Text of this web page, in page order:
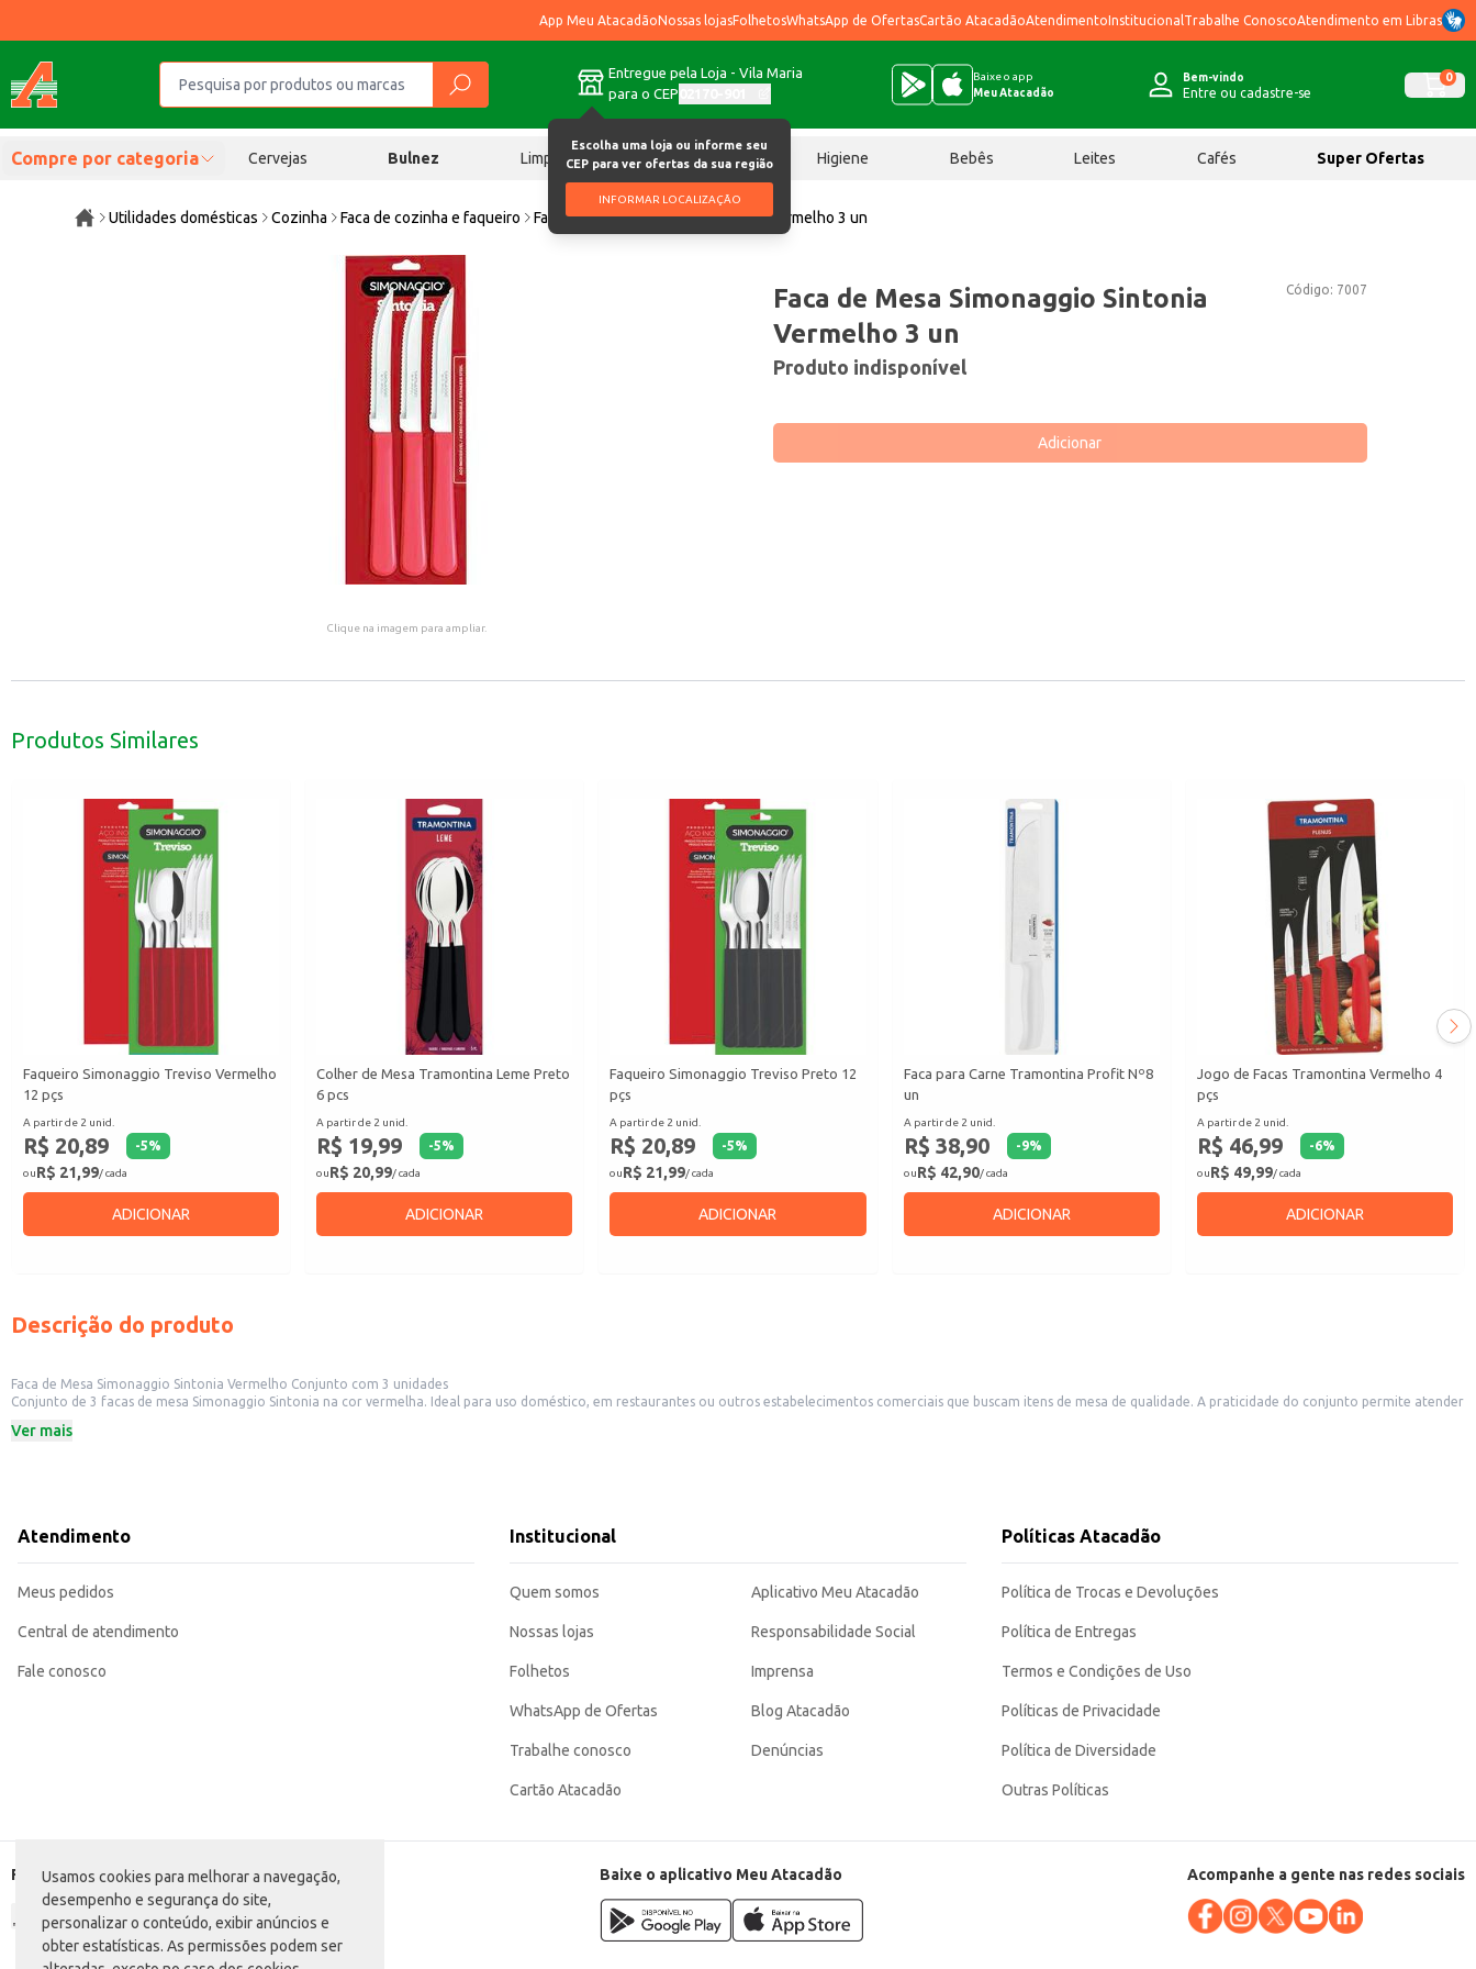
Usamos cookies para melhorar a navegação,
desempenho e segurança do site,
personalizar o conteúdo, exibir anúncios e
obter estatísticas. As permissões podem ser
App Meu AtacadãoNossas lojasFolhetosWhatsApp de OfertasCartão AtacadãoAtendimentoInstitucional Trabalhe ConoscoAtendimento em Libras
Entregue pela Loja - Vila Maria
para o CEP
Escolha uma loja ou informe seu
CEP para ver ofertas da sua região
INFORMAR LOCALIZAÇÃO
Baixe o app
Meu Atacadão
Bem-vindo
Entre ou cadastre-se
0
Compre por categoria Cervejas Bulnez Limpeza Chocolates Higiene Bebês Leites Cafés Super Ofertas
Utilidades domésticas Cozinha Faca de cozinha e faqueiro Faca de Mesa Simonaggio Sintonia Vermelho 3 un
Clique na imagem para ampliar.
Código: 7007
Faca de Mesa Simonaggio Sintonia
Vermelho 3 un
Produto indisponível
Adicionar
Produtos Similares
Faqueiro Simonaggio Treviso Vermelho
12 pçs
A partir de 2 unid.
R$ 20,89 -5%
ouR$ 21,99/ cada
ADICIONAR
Colher de Mesa Tramontina Leme Preto
6 pcs
A partir de 2 unid.
R$ 19,99 -5%
ouR$ 20,99/ cada
ADICIONAR
Faqueiro Simonaggio Treviso Preto 12
pçs
A partir de 2 unid.
R$ 20,89 -5%
ouR$ 21,99/ cada
ADICIONAR
Faca para Carne Tramontina Profit Nº8
un
A partir de 2 unid.
R$ 38,90 -9%
ouR$ 42,90/ cada
ADICIONAR
Jogo de Facas Tramontina Vermelho 4
pçs
A partir de 2 unid.
R$ 46,99 -6%
ouR$ 49,99/ cada
ADICIONAR
Descrição do produto
Faca de Mesa Simonaggio Sintonia Vermelho Conjunto com 3 unidades
Conjunto de 3 facas de mesa Simonaggio Sintonia na cor vermelha. Ideal para uso doméstico, em restaurantes ou outros estabelecimentos comerciais que buscam itens de mesa de qualidade. A praticidade do conjunto permite atender
Dicas de uso:
Departamento: Utilidades domésticas
Categoria: Faca de cozinha e faqueiro
EAN: 61230940
Ver mais
Atendimento
Meus pedidos
Central de atendimento
Fale conosco
Institucional
Quem somos
Nossas lojas
Folhetos
WhatsApp de Ofertas
Trabalhe conosco
Cartão Atacadão
Aplicativo Meu Atacadão
Responsabilidade Social
Imprensa
Blog Atacadão
Denúncias
Políticas Atacadão
Política de Trocas e Devoluções
Política de Entregas
Termos e Condições de Uso
Políticas de Privacidade
Política de Diversidade
Outras Políticas
Formas de pagamento Baixe o aplicativo Meu Atacadão Acompanhe a gente nas redes sociais